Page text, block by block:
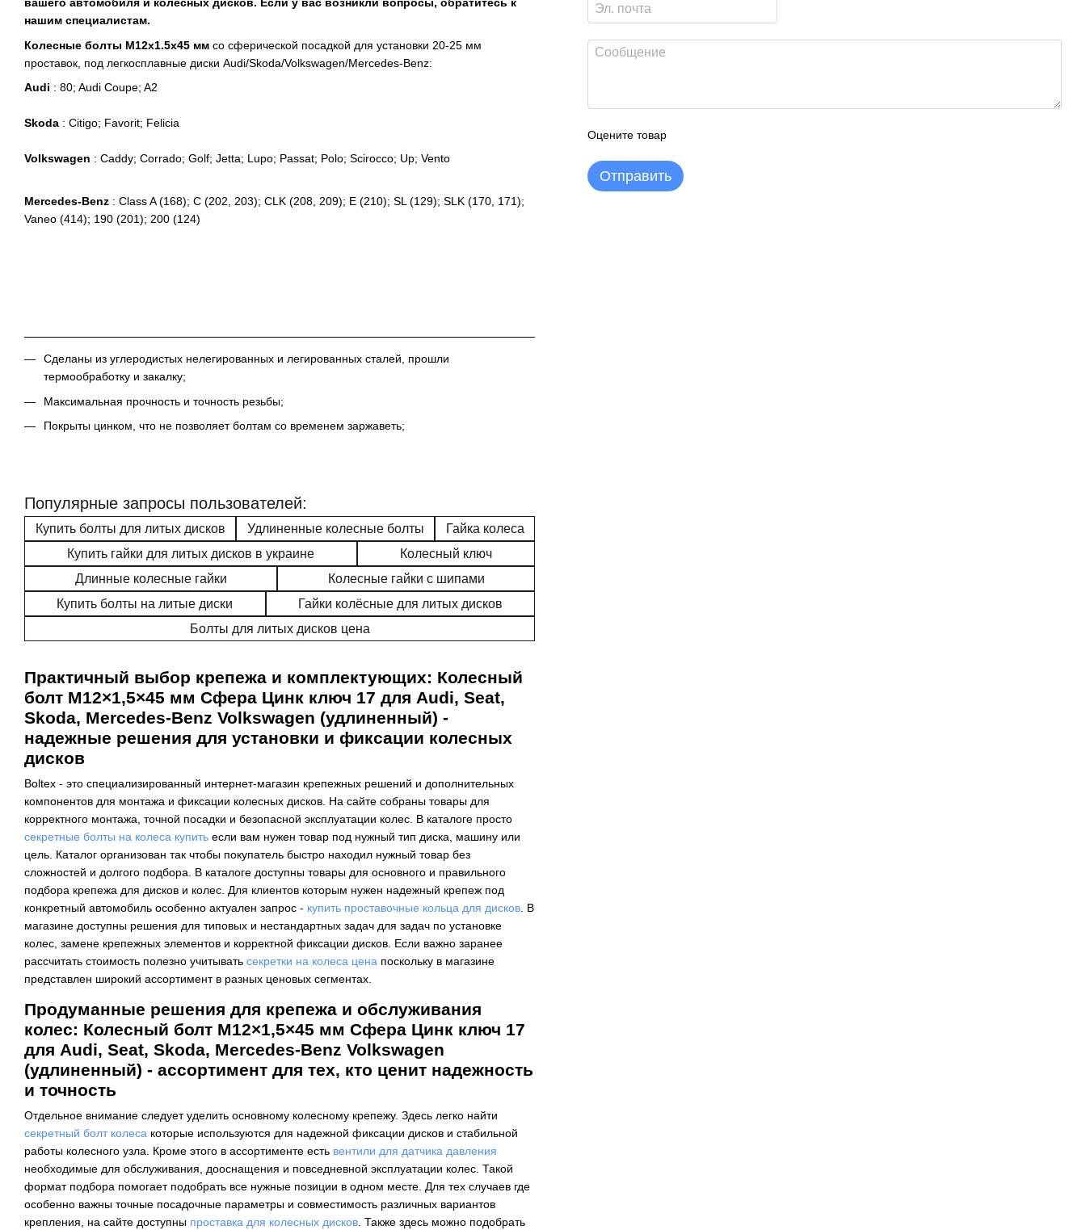
вашего автомобиля и колесных дисков. Если у вас возникли вопросы, обратитесь к
нашим специалистам.
Колесные болты M12x1.5x45 мм со сферической посадкой для установки 20-25 мм
проставок, под легкосплавные диски Audi/Skoda/Volkswagen/Mercedes-Benz:
Audi : 80; Audi Coupe; A2
Skoda : Citigo; Favorit; Felicia
Volkswagen : Caddy; Corrado; Golf; Jetta; Lupo; Passat; Polo; Scirocco; Up; Vento
Mercedes-Benz : Class A (168); C (202, 203); CLK (208, 209); E (210); SL (129); SLK (170, 171);
Vaneo (414); 190 (201); 200 (124)
Сделаны из углеродистых нелегированных и легированных сталей, прошли
термообработку и закалку;
Максимальная прочность и точность резьбы;
Покрыты цинком, что не позволяет болтам со временем заржаветь;
Популярные запросы пользователей:
Купить болты для литых дисков Удлиненные колесные болты
Гайка колеса
Купить гайки для литых дисков в украине
Колесный ключ
Длинные колесные гайки
Колесные гайки с шипами
Купить болты на литые диски
Гайки колёсные для литых дисков
Болты для литых дисков цена
Практичный выбор крепежа и комплектующих: Колесный
болт M12×1,5×45 мм Сфера Цинк ключ 17 для Audi, Seat,
Skoda, Mercedes-Benz Volkswagen (удлиненный) -
надежные решения для установки и фиксации колесных
дисков
Boltex - это специализированный интернет-магазин крепежных решений и дополнительных
компонентов для монтажа и фиксации колесных дисков. На сайте собраны товары для
корректного монтажа, точной посадки и безопасной эксплуатации колес. В каталоге просто
секретные болты на колеса купить если вам нужен товар под нужный тип диска, машину или
цель. Каталог организован так чтобы покупатель быстро находил нужный товар без
сложностей и долгого подбора. В каталоге доступны товары для основного и правильного
подбора крепежа для дисков и колес. Для клиентов которым нужен надежный крепеж под
конкретный автомобиль особенно актуален запрос - купить проставочные кольца для дисков . В
магазине доступны решения для типовых и нестандартных задач для задач по установке
колес, замене крепежных элементов и корректной фиксации дисков. Если важно заранее
рассчитать стоимость полезно учитывать секретки на колеса цена поскольку в магазине
представлен широкий ассортимент в разных ценовых сегментах.
Продуманные решения для крепежа и обслуживания
колес: Колесный болт M12×1,5×45 мм Сфера Цинк ключ 17
для Audi, Seat, Skoda, Mercedes-Benz Volkswagen
(удлиненный) - ассортимент для тех, кто ценит надежность
и точность
Отдельное внимание следует уделить основному колесному крепежу. Здесь легко найти
секретный болт колеса которые используются для надежной фиксации дисков и стабильной
работы колесного узла. Кроме этого в ассортименте есть вентили для датчика давления
необходимые для обслуживания, дооснащения и повседневной эксплуатации колес. Такой
формат подбора помогает подобрать все нужные позиции в одном месте. Для тех случаев где
особенно важны точные посадочные параметры и совместимость различных вариантов
крепления, на сайте доступны проставка для колесных дисков . Также здесь можно подобрать
Оцените товар
Отправить